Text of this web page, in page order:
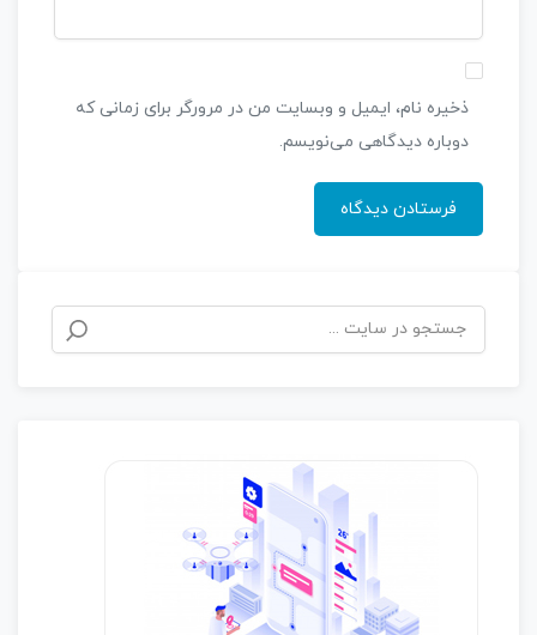
ذخیره نام، ایمیل و وبسایت من در مرورگر برای زمانی که
دوباره دیدگاهی می‌نویسم.